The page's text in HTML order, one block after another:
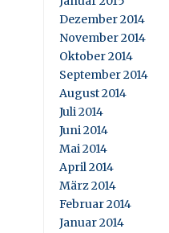
Dezember 2014
November 2014
Oktober 2014
September 2014
August 2014
Juli 2014
Juni 2014
Mai 2014
April 2014
März 2014
Februar 2014
Januar 2014